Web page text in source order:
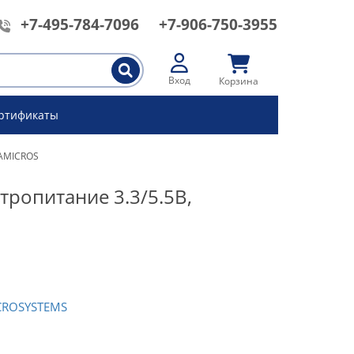
+7-495-784-7096 +7-906-750-3955
Вход Корзина
3.3/5.5В,